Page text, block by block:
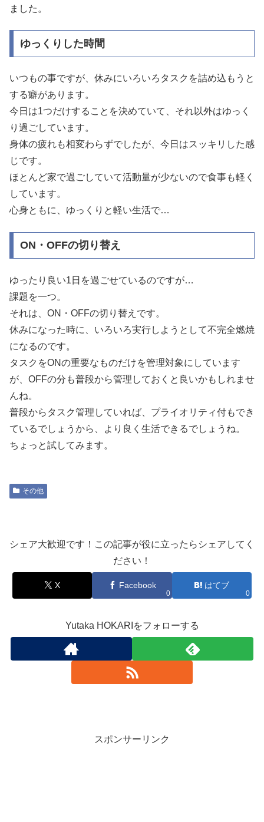
ました。
ゆっくりした時間
いつもの事ですが、休みにいろいろタスクを詰め込もうと
する癖があります。
今日は1つだけすることを決めていて、それ以外はゆっく
り過ごしています。
身体の疲れも相変わらずでしたが、今日はスッキリした感
じです。
ほとんど家で過ごしていて活動量が少ないので食事も軽く
しています。
心身ともに、ゆっくりと軽い生活で…
ON・OFFの切り替え
ゆったり良い1日を過ごせているのですが…
課題を一つ。
それは、ON・OFFの切り替えです。
休みになった時に、いろいろ実行しようとして不完全燃焼
になるのです。
タスクをONの重要なものだけを管理対象にしています
が、OFFの分も普段から管理しておくと良いかもしれませ
んね。
普段からタスク管理していれば、プライオリティ付もでき
ているでしょうから、より良く生活できるでしょうね。
ちょっと試してみます。
その他
シェア大歓迎です！この記事が役に立ったらシェアしてく
ださい！
X Facebook
0
はてブ
0
Yutaka HOKARIをフォローする
スポンサーリンク